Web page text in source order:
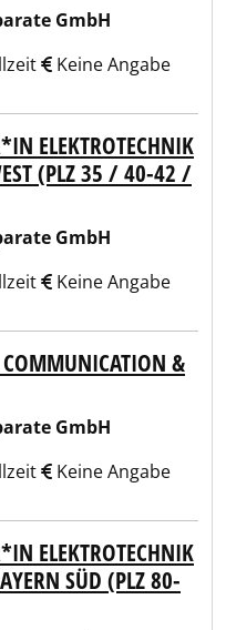
GmbH
Keine Angabe
ELEKTROTECHNIK
(PLZ 35 / 40-42 /
GmbH
Keine Angabe
&
GmbH
Keine Angabe
ELEKTROTECHNIK
SÜD (PLZ 80-8